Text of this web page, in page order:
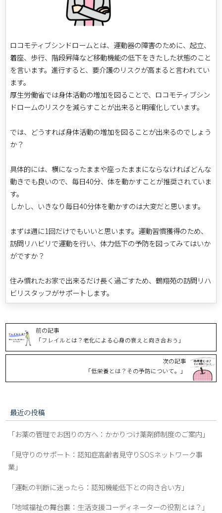
ロコモティブシンドロームとは、運動器の障害のために、起立、
着座、歩行、階段昇降など移動機能の低下をきたした状態のこと
を言います。進行すると、要介護のリスクが高まると言われてい
ます。
厚生労働省では身体活動の増加を図ることで、ロコモティブシン
ドロームのリスクを減らすことが出来ると明確化しています。
では、どうすれば身体活動の増加を図ることが出来るのでしょう
か？
具体的には、横になったままや座ったままにならなければどんな
動きでも良いので、毎日40分、体を動かすことが推奨されていま
す。
しかし、いきなり毎日40分体を動かすのは大変だと思います。
まずは週に1回だけでもいいと思います。運動習慣獲得のため、
訪問リハビリで運動を行い、体力低下の予防を図ってみてはいか
がですか？
住み慣れたお家で出来るだけ長く過ごすため、鶴翔苑の訪問リハ
ビリスタッフがサポートします。
前の記事
「フレイルとは？老化による心身の衰えと向き合おう」
次の記事
「低栄養とは？その予防について。」
最近の投稿
「お薬の管理でお困りの方へ：かかりつけ薬剤師制度のご案内」
「見守りのサポート：認知症高齢者見守りSOSネットワーク事
業」
「運転の判断に迷ったら：認知機能低下との向き合い方」
「地域福祉の舞台裏：生活支援コーディネーターの役割とは？」